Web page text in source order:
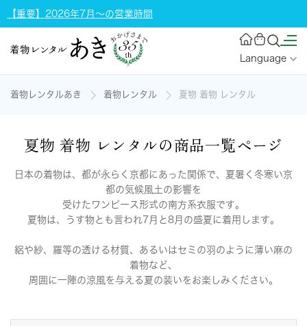
【重要】2026年7月～の営業時間
Language
着物レンタルあき 着物レンタル 夏物 着物 レンタル
夏物 着物 レンタルの商品一覧ページ
日本の着物は、都が永らく京都にあった関係で、夏暑く冬寒い京
都の気候風土の影響を
受けたワンピース形式の南方系衣服です。
夏物は、うす物とも言われ7月と8月の盛夏に着用します。
絽や紗、羅等の透ける材質、あるいはセミの羽のように薄い麻の
着物など、
周囲に一陣の涼風を与える夏の装いをお楽しみください。